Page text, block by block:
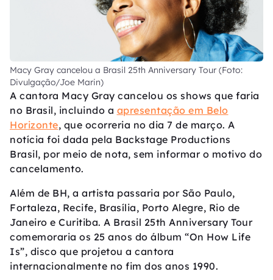
Macy Gray cancelou a Brasil 25th Anniversary Tour (Foto:
Divulgação/Joe Marin)
A cantora Macy Gray cancelou os shows que faria
no Brasil, incluindo a apresentação em Belo
Horizonte, que ocorreria no dia 7 de março. A
notícia foi dada pela Backstage Productions
Brasil, por meio de nota, sem informar o motivo do
cancelamento.
Além de BH, a artista passaria por São Paulo,
Fortaleza, Recife, Brasília, Porto Alegre, Rio de
Janeiro e Curitiba. A Brasil 25th Anniversary Tour
comemoraria os 25 anos do álbum “On How Life
Is”, disco que projetou a cantora
internacionalmente no fim dos anos 1990.